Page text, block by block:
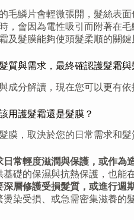
毛鱗片會輕微張開，髮絲表
，會因為電性吸引而附著在
及髮膜能夠使頭髮柔順的關鍵
質與需求，最終確認護髮霜
成分解讀，現在您可以更有
用護髮霜還是髮膜？
膜，取決於您的日常需求和
日常輕度滋潤與保護，或作為
基礎的保濕與抗熱保護，也能
深層修護受損髮質，或進行週
燙染受損、或急需密集滋養的